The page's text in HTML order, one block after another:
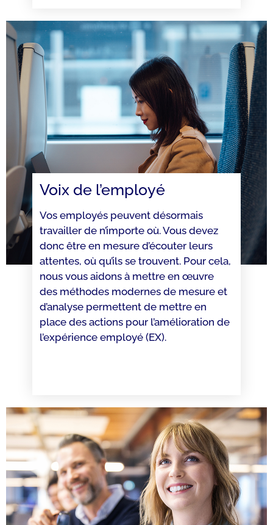
Voix de l’employé
Vos employés peuvent désormais
travailler de n’importe où. Vous devez
donc être en mesure d’écouter leurs
attentes, où qu’ils se trouvent. Pour cela,
nous vous aidons à mettre en œuvre
des méthodes modernes de mesure et
d’analyse permettent de mettre en
place des actions pour l’amélioration de
l’expérience employé (EX).